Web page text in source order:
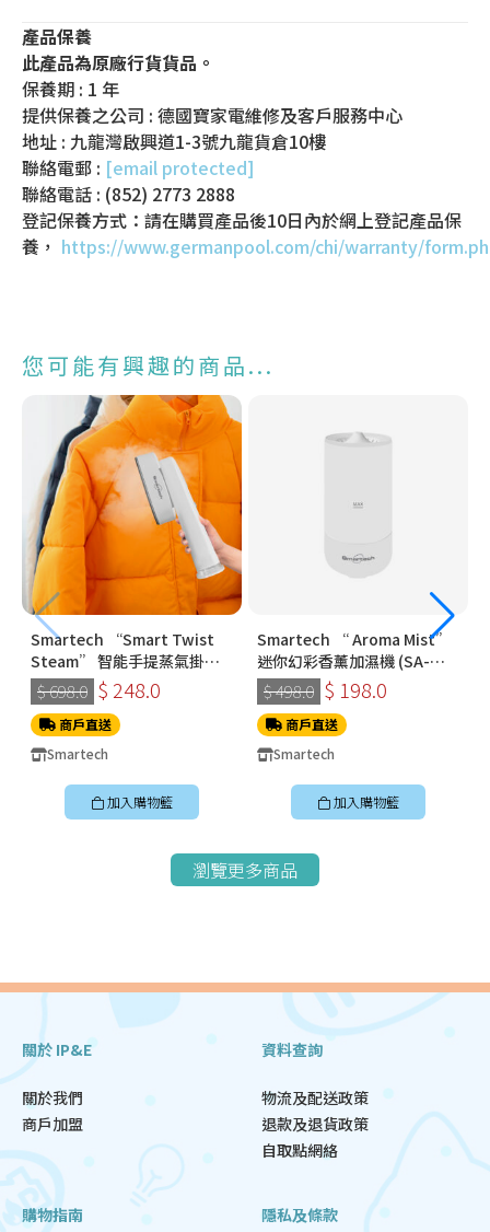
產品保養
此產品為原廠行貨貨品。
保養期 : 1 年
提供保養之公司 : 德國寶家電維修及客戶服務中心
地址 : 九龍灣啟興道1-3號九龍貨倉10樓
聯絡電郵 : [email protected]
聯絡電話 : (852) 2773 2888
登記保養方式：請在購買產品後10日內於網上登記產品保
養， https://www.germanpool.com/chi/warranty/
您可能有興趣的商品...
Smartech “Smart Twist
Steam” 智能手提蒸氣掛燙
機 (SS-8108)
$ 698.0 $ 248.0
商戶直送
Smartech
加入購物籃
Smartech “ Aroma Mist”
迷你幻彩香薰加濕機 (SA-
8009)
$ 498.0 $ 198.0
商戶直送
Smartech
加入購物籃
瀏覽更多商品
關於 IP&E
關於我們
商戶加盟
資料查詢
物流及配送政策
退款及退貨政策
自取點網絡
購物指南 隱私及條款